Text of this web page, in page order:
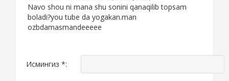
Navo shou ni mana shu sonini qanaqilib topsam
boladi?you tube da yogakan.man
ozbdamasmandeeeee
Исмингиз *: